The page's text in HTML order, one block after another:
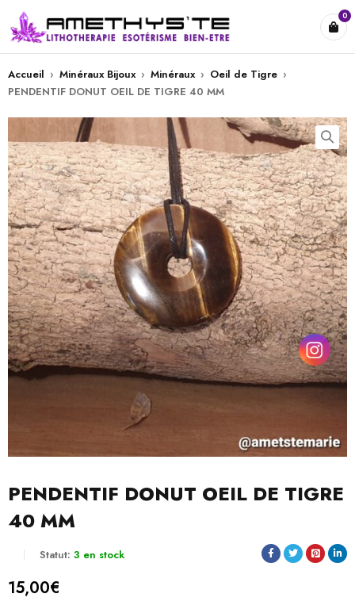
0
Accueil › Minéraux Bijoux › Minéraux › Oeil de Tigre ›
PENDENTIF DONUT OEIL DE TIGRE 40 MM
PENDENTIF DONUT OEIL DE TIGRE
40 MM
Statut: 3 en stock
15,00€